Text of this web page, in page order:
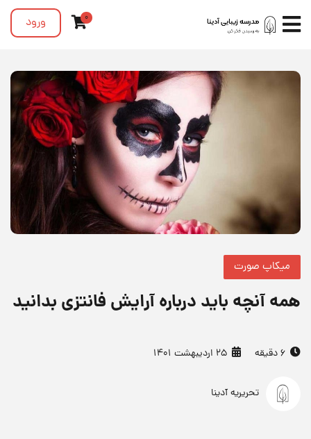
0 ورود
میکاپ صورت
همه آنچه باید درباره آرایش فانتزی بدانید
تحریریه آدینا